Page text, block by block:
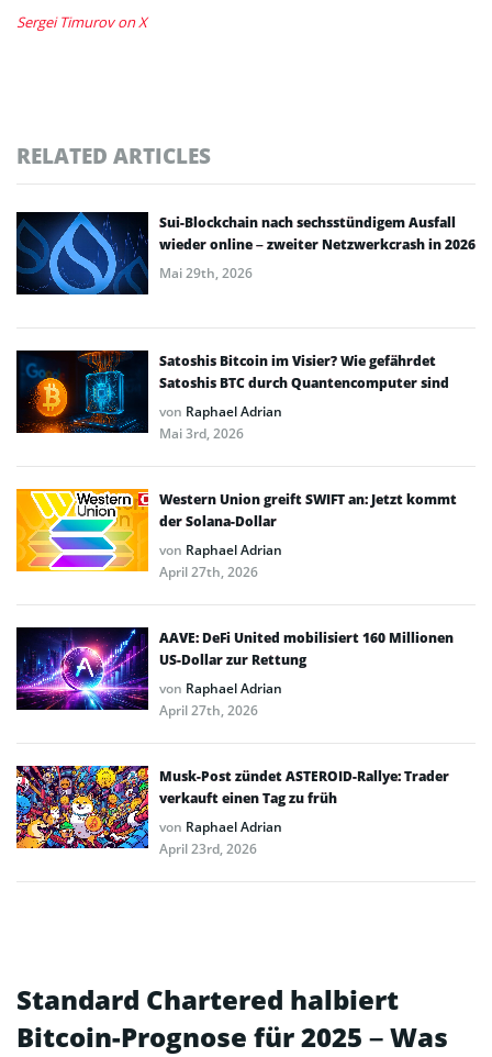
Sergei Timurov on X
RELATED ARTICLES
Sui-Blockchain nach sechsstündigem Ausfall
wieder online – zweiter Netzwerkcrash in 2026
Mai 29th, 2026
Satoshis Bitcoin im Visier? Wie gefährdet
Satoshis BTC durch Quantencomputer sind
von Raphael Adrian
Mai 3rd, 2026
Western Union greift SWIFT an: Jetzt kommt
der Solana-Dollar
von Raphael Adrian
April 27th, 2026
AAVE: DeFi United mobilisiert 160 Millionen
US-Dollar zur Rettung
von Raphael Adrian
April 27th, 2026
Musk-Post zündet ASTEROID-Rallye: Trader
verkauft einen Tag zu früh
von Raphael Adrian
April 23rd, 2026
Standard Chartered halbiert
Bitcoin-Prognose für 2025 – Was